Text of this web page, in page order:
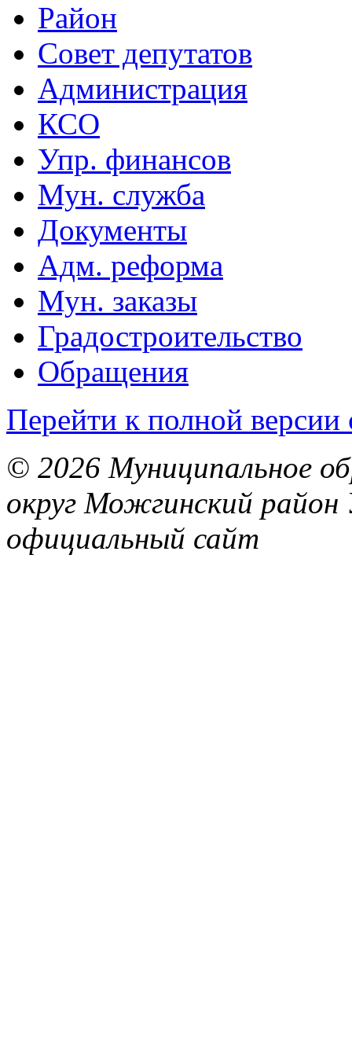
Район
Совет депутатов
Администрация
КСО
Упр. финансов
Мун. служба
Документы
Адм. реформа
Мун. заказы
Градостроительство
Обращения
Перейти к полной версии
© 2026 Муниципальное
округ Можгинский район
официальный сайт